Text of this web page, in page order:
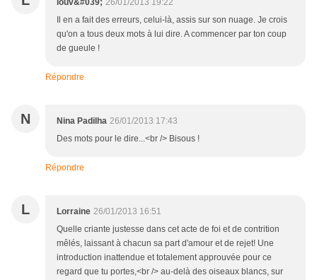
louv&#039; 26/01/2013 19:22
Il en a fait des erreurs, celui-là, assis sur son nuage. Je crois
qu'on a tous deux mots à lui dire. A commencer par ton coup
de gueule !
Répondre
N Nina Padilha 26/01/2013 17:43
Des mots pour le dire...<br /> Bisous !
Répondre
L Lorraine 26/01/2013 16:51
Quelle criante justesse dans cet acte de foi et de contrition
mêlés, laissant à chacun sa part d'amour et de rejet! Une
introduction inattendue et totalement approuvée pour ce
regard que tu portes,<br /> au-delà des oiseaux blancs, sur